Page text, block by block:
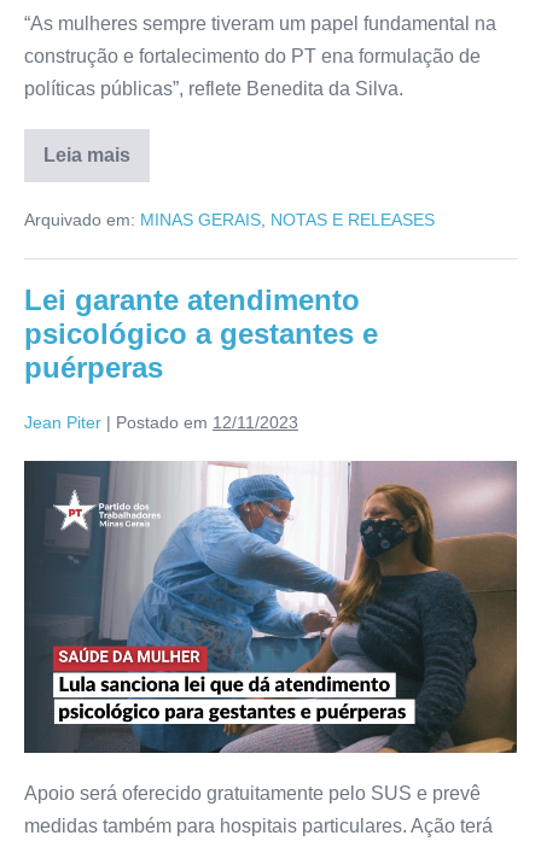
“As mulheres sempre tiveram um papel fundamental na
construção e fortalecimento do PT ena formulação de
políticas públicas”, reflete Benedita da Silva.
Leia mais
Arquivado em: MINAS GERAIS NOTAS E RELEASES
Lei garante atendimento
psicológico a gestantes e
puérperas
Jean Piter | Postado em 12/11/2023
Apoio será oferecido gratuitamente pelo SUS e prevê
medidas também para hospitais particulares. Ação terá